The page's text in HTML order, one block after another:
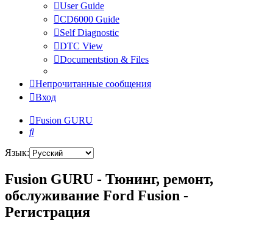
User Guide
CD6000 Guide
Self Diagnostic
DTC View
Documentstion & Files
Непрочитанные сообщения
Вход
Fusion GURU
Поиск
Язык:
Fusion GURU - Тюнинг, ремонт,
обслуживание Ford Fusion -
Регистрация